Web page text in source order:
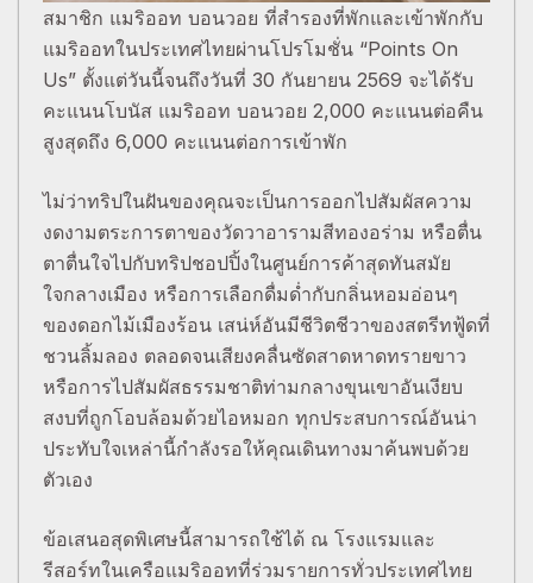
สมาชิก แมริออท บอนวอย ที่สำรองที่พักและเข้าพักกับ
แมริออทในประเทศไทยผ่านโปรโมชั่น “Points On
Us” ตั้งแต่วันนี้จนถึงวันที่ 30 กันยายน 2569 จะได้รับ
คะแนนโบนัส แมริออท บอนวอย 2,000 คะแนนต่อคืน
สูงสุดถึง 6,000 คะแนนต่อการเข้าพัก
ไม่ว่าทริปในฝันของคุณจะเป็นการออกไปสัมผัสความ
งดงามตระการตาของวัดวาอารามสีทองอร่าม หรือตื่น
ตาตื่นใจไปกับทริปชอปปิ้งในศูนย์การค้าสุดทันสมัย
ใจกลางเมือง หรือการเลือกดื่มด่ำกับกลิ่นหอมอ่อนๆ
ของดอกไม้เมืองร้อน เสน่ห์อันมีชีวิตชีวาของสตรีทฟู้ดที่
ชวนลิ้มลอง ตลอดจนเสียงคลื่นซัดสาดหาดทรายขาว
หรือการไปสัมผัสธรรมชาติท่ามกลางขุนเขาอันเงียบ
สงบที่ถูกโอบล้อมด้วยไอหมอก ทุกประสบการณ์อันน่า
ประทับใจเหล่านี้กำลังรอให้คุณเดินทางมาค้นพบด้วย
ตัวเอง
ข้อเสนอสุดพิเศษนี้สามารถใช้ได้ ณ โรงแรมและ
รีสอร์ทในเครือแมริออทที่ร่วมรายการทั่วประเทศไทย